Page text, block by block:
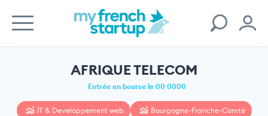
AFRIQUE TELECOM
Entrée en bourse le 00 0000
IT & Developpement web Bourgogne-Franche-Comté